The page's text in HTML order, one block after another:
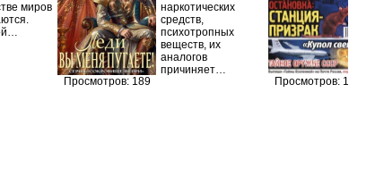
миров
Просмотров: 189
наркотических
средств,
психотропных
веществ, их
аналогов
причиняет…
Просмотров: 172